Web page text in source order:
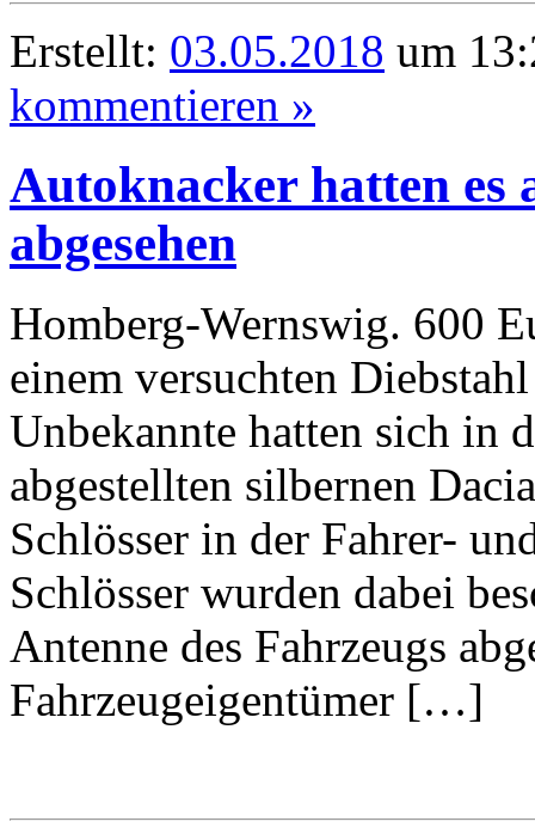
Erstellt: 03.05.2018 um
kommentieren »
Autoknacker hatten es
abgesehen
Homberg-Wernswig. 600
einem versuchten
Unbekannte hatten sich in
abgestellten silbernen
Schlösser in der Fahrer-
Schlösser wurden dabei
Antenne des Fahrzeugs
Fahrzeugeigentümer […]